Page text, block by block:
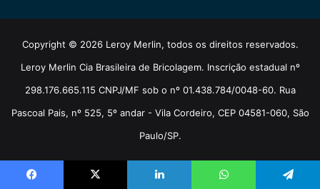
Copyright © 2026 Leroy Merlin, todos os direitos reservados.
Leroy Merlin Cia Brasileira de Bricolagem. Inscrição estadual nº
298.176.665.115 CNPJ/MF sob o nº 01.438.784/0048-60. Rua
Pascoal Pais, nº 525, 5º andar - Vila Cordeiro, CEP 04581-060, São
Paulo/SP.
PinterestYouTubeInstagramTikTok